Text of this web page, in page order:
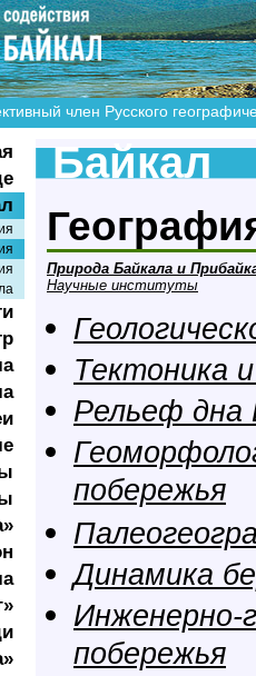
член Русского
Байкал
Природа Байкала и
Научные институты
Тектоника
Рельеф дна
побережья
Динамика
Инженерно-
побережья